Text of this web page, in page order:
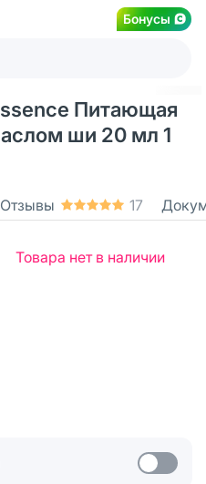
Бонусы
Питающая
ши 20 мл 1
Отзывы 17
Товара нет в наличии